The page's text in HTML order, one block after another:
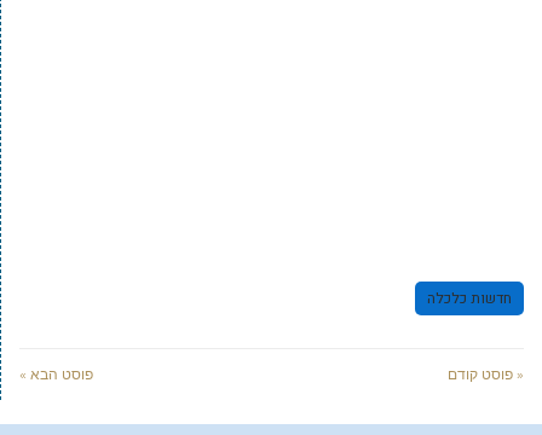
חדשות כלכלה
« פוסט קודם פוסט הבא »